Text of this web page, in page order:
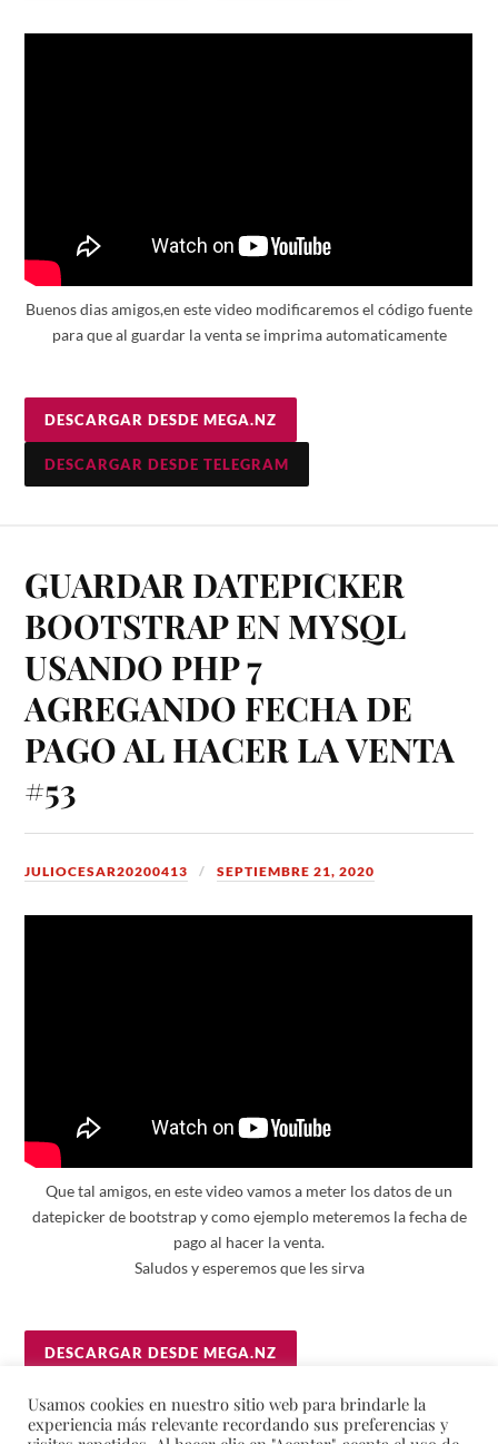
Buenos dias amigos,en este video modificaremos el código fuente
para que al guardar la venta se imprima automaticamente
DESCARGAR DESDE MEGA.NZ
DESCARGAR DESDE TELEGRAM
GUARDAR DATEPICKER
BOOTSTRAP EN MYSQL
USANDO PHP 7
AGREGANDO FECHA DE
PAGO AL HACER LA VENTA
#53
JULIOCESAR20200413 SEPTIEMBRE 21, 2020
Que tal amigos, en este video vamos a meter los datos de un
datepicker de bootstrap y como ejemplo meteremos la fecha de
pago al hacer la venta.
Saludos y esperemos que les sirva
DESCARGAR DESDE MEGA.NZ
DESCARGAR DESDE TELEGRAM
Usamos cookies en nuestro sitio web para brindarle la
experiencia más relevante recordando sus preferencias y